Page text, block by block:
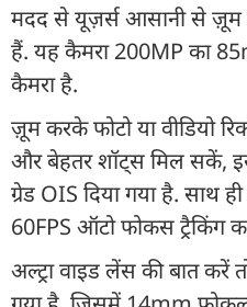
मदद से यूज़र्स आसानी से ज़ूम
हैं. यह कैमरा 200MP का
कैमरा है.
ज़ूम करके फोटो या वीडियो
और बेहतर शॉट्स मिल सकें,
ग्रेड OIS दिया गया है. साथ ही
60FPS ऑटो फोकस ट्रैकिंग
अल्ट्रा वाइड लेंस की बात करें